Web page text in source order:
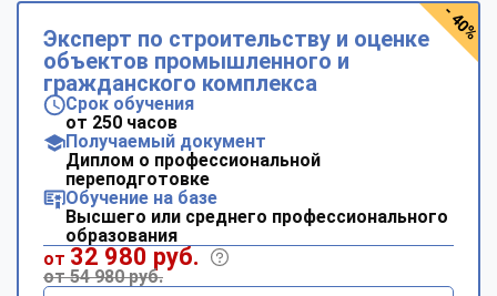
Эксперт по строительству и оценке
объектов промышленного и
гражданского комплекса
Срок обучения
от 250 часов
Получаемый документ
Диплом о профессиональной
переподготовке
Обучение на базе
Высшего или среднего профессионального
образования
от 32 980 руб.
от 54 980 руб.
- 40%